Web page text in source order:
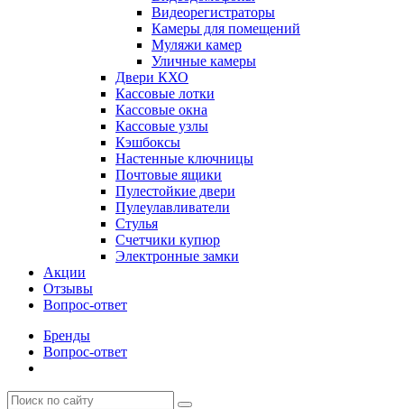
Видеорегистраторы
Камеры для помещений
Муляжи камер
Уличные камеры
Двери КХО
Кассовые лотки
Кассовые окна
Кассовые узлы
Кэшбоксы
Настенные ключницы
Почтовые ящики
Пулестойкие двери
Пулеулавливатели
Стулья
Счетчики купюр
Электронные замки
Акции
Отзывы
Вопрос-ответ
Бренды
Вопрос-ответ